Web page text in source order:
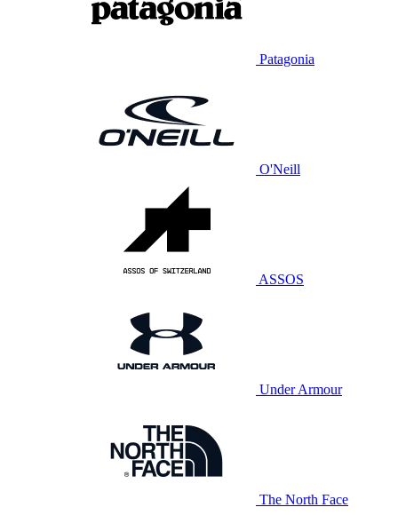
Patagonia
O'Neill
ASSOS
Under Armour
The North Face